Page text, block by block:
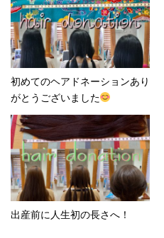
初めてのヘアドネーションあり
がとうございました
出産前に人生初の長さへ！